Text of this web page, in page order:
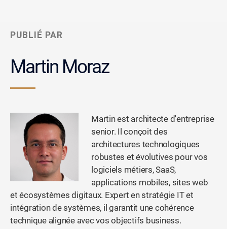
PUBLIÉ PAR
Martin Moraz
Martin est architecte d'entreprise
senior. Il conçoit des
architectures technologiques
robustes et évolutives pour vos
logiciels métiers, SaaS,
applications mobiles, sites web
et écosystèmes digitaux. Expert en stratégie IT et
intégration de systèmes, il garantit une cohérence
technique alignée avec vos objectifs business.